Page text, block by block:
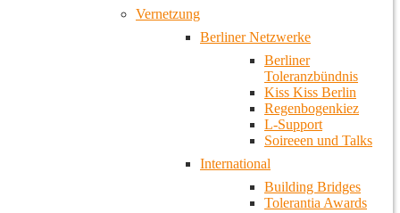
Vernetzung
Berliner Netzwerke
Berliner
Toleranzbündnis
Kiss Kiss Berlin
Regenbogenkiez
L-Support
Soireeen und Talks
International
Building Bridges
Tolerantia Awards